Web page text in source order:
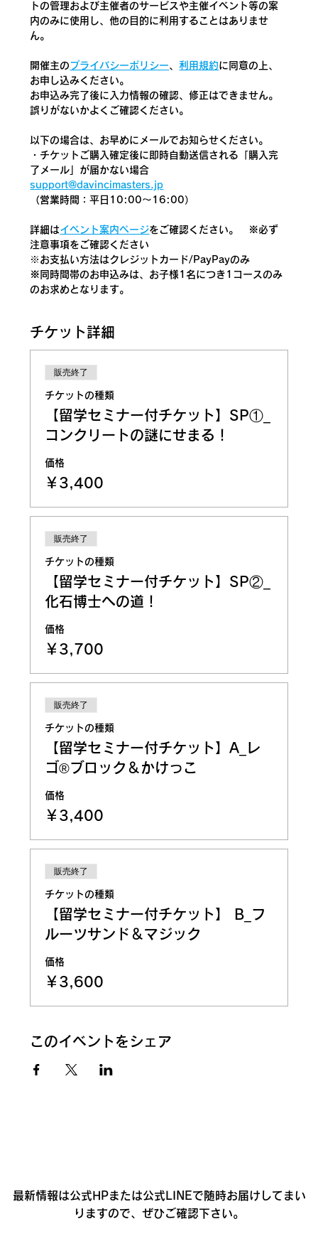
トの管理および主催者のサービスや主催イベント等の案
内のみに使用し、他の目的に利用することはありませ
ん。
開催主のプライバシーポリシー、利用規約に同意の上、
お申し込みください。
お申込み完了後に入力情報の確認、修正はできません。
誤りがないかよくご確認ください。
以下の場合は、お早めにメールでお知らせください。
・チケットご購入確定後に即時自動送信される「購入完
了メール」が届かない場合
support@davincimasters.jp
（営業時間：平日10:00～16:00）
詳細はイベント案内ページをご確認ください。
※必ず
注意事項をご確認ください
​※お支払い方法はクレジットカード/PayPayのみ
※同時間帯のお申込みは、お子様1名につき1コースのみ
のお求めとなります。
チケット詳細
販売終了
チケットの種類
【留学セミナー付チケット】SP①_
コンクリートの謎にせまる！
価格
￥3,400
販売終了
チケットの種類
【留学セミナー付チケット】SP②_
化石博士への道！
価格
￥3,700
販売終了
チケットの種類
【留学セミナー付チケット】A_レ
ゴ®ブロック＆かけっこ
価格
￥3,400
販売終了
チケットの種類
【留学セミナー付チケット】 B_フ
ルーツサンド＆マジック
価格
￥3,600
このイベントをシェア
最新情報は公式HPまたは公式LINEで随時お届けしてまい
りますので、ぜひご確認下さい。